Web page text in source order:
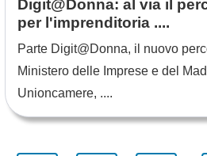
Digit@Donna: al via il
per l'imprenditoria ....
Parte Digit@Donna, il nuovo
Ministero delle Imprese e del
Unioncamere, ....